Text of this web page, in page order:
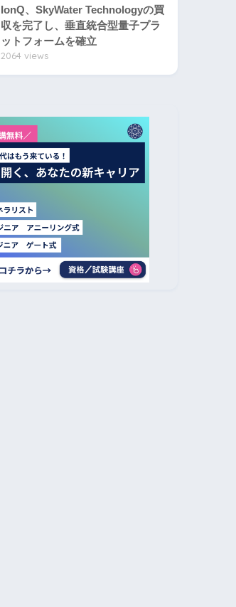
IonQ、SkyWater Technologyの買
収を完了し、垂直統合型量子プラ
ットフォームを確立
2064 views